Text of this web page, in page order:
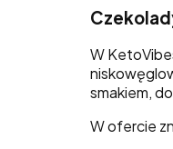
W
smakiem,
W ofercie